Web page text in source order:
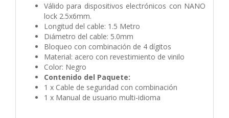
Válido para dispositivos electrónicos con NANO
lock 2.5x6mm.
Longitud del cable: 1.5 Metro
Diámetro del cable: 5.0mm
Bloqueo con combinación de 4 dígitos
Material: acero con revestimiento de vinilo
Color: Negro
Contenido del Paquete:
1 x Cable de seguridad con combinación
1 x Manual de usuario multi-idioma